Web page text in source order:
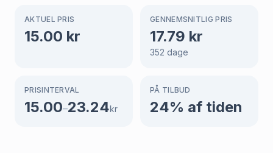
AKTUEL PRIS
15.00 kr
GENNEMSNITLIG PRIS
17.79 kr
352 dage
PRISINTERVAL
15.00–23.24kr
PÅ TILBUD
24% af tiden